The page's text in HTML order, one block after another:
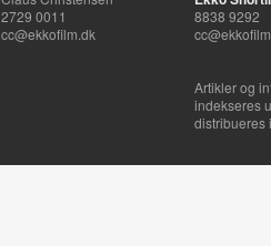
2729 0011
cc@ekkofilm.dk
8838 9292
Artikler og
indekseres
distribueres